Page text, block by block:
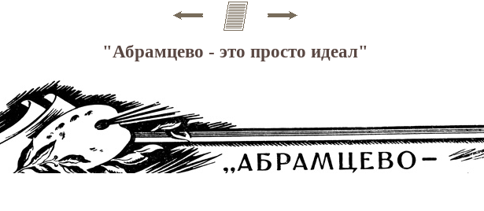
"Абрамцево - это просто идеал"